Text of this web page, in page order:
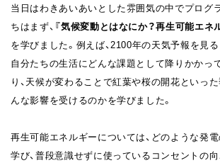
当日はわきあいあいとした雰囲気の中でプログ
ちはまず、 『気候変動とはなにか？再生可能エネ
を学びました。例えば、2100年の天気予報を見
自分たちの生活にどんな課題として降りかかっ
り、天候が変わることで紅葉や桜の開花といっ
んな影響を受けるのかを学びました。
再生可能エネルギーについては、どのような発
学び、普段意識せずに使っているコンセントの